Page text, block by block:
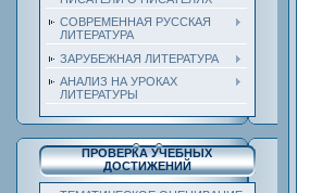
СОВРЕМЕННАЯ РУССКАЯ
ЛИТЕРАТУРА
ЗАРУБЕЖНАЯ ЛИТЕРАТУРА
АНАЛИЗ НА УРОКАХ
ЛИТЕРАТУРЫ
ПРОВЕРКА УЧЕБНЫХ
ДОСТИЖЕНИЙ